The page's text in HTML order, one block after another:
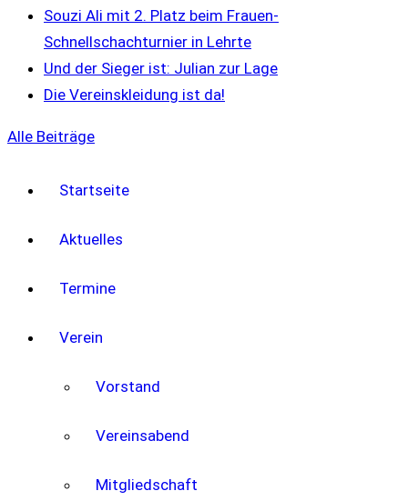
Souzi Ali mit 2. Platz beim Frauen-
Schnellschachturnier in Lehrte
Und der Sieger ist: Julian zur Lage
Die Vereinskleidung ist da!
Alle Beiträge
Startseite
Aktuelles
Termine
Verein
Vorstand
Vereinsabend
Mitgliedschaft